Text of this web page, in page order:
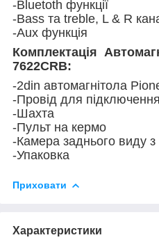
-Bluetoth функції
-Bass та treble, L & R
-Aux функція
Комплектація
7622CRB:
-2din автомагнітола
-Провід для підключення
-Шахта
-Пульт на кермо
-Камера заднього виду
-Упаковка
Приховати
Характеристики